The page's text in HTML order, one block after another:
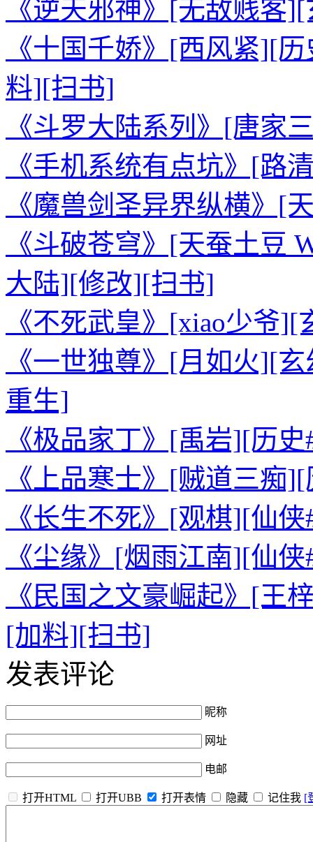
《逆天邪神》[无敌贱客
《十国千娇》[西风紧][
料][扫书]
《斗罗大陆系列》[唐家
《手机系统有点坑》[路
《魔兽剑圣异界纵横》[
《斗破苍穹》[天蚕土豆
大陆][修改][扫书]
《不死武皇》[xiao少爷][
《一世独尊》[月如火][
重生]
《极品家丁》[禹岩][历
《上品寒士》[贼道三痴
《长生不死》[观棋][仙
《尘缘》[烟雨江南][仙
《民国之文豪崛起》[王
[加料][扫书]
发表评论
昵称
网址
电邮
打开HTML 打开UBB 打开表情 隐藏 记住我 [